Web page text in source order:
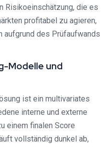
Risikoeinschätzung, die es
profitabel zu agieren,
aufgrund des Prüfaufwands
Modelle und
ist ein multivariates
interne und externe
einem finalen Score
vollständig dunkel ab,